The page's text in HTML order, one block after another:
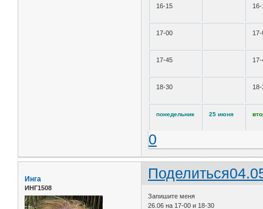
16-15 16-
17-00 17-
17-45 17-
18-30 18-
понедельник 25 июня
0
Поделиться
Инга
ИНГ1508
Запишите меня
26.06 на 17-00 и 18-30